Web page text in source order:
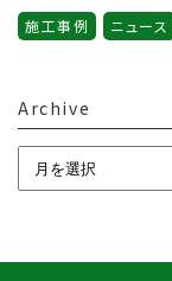
施工事例 ニュース
Archive